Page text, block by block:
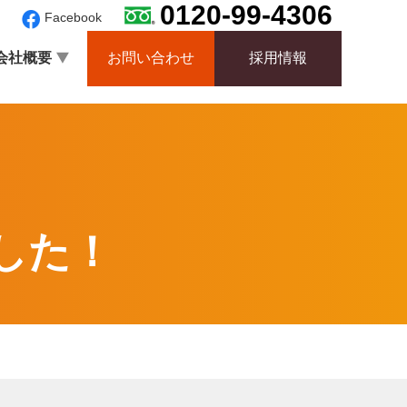
Facebook 0120-99-4306
社概要 お問い合わせ 採用情報
た！